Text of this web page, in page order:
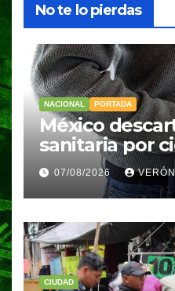
No te lo pierdas
NACIONAL PORTADA
México
sanitaria por
reportan 33
meses
07/08/2026
CIUDAD